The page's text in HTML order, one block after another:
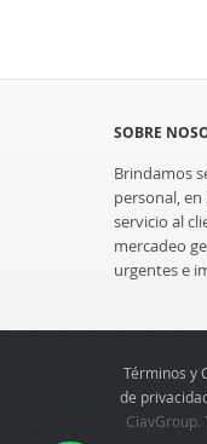
SOBRE
Brindamos
personal,
servicio al
mercadeo
urgentes e
Términos y
de
CiavGroup.